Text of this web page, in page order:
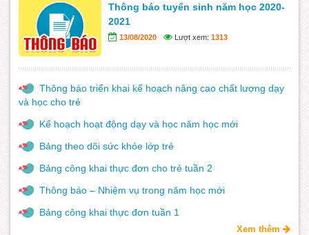
Thông báo tuyển sinh năm học 2020-
2021
13/08/2020 Lượt xem: 1313
Thông báo triển khai kế hoạch nâng cao chất lượng dạy
và học cho trẻ
Kế hoạch hoạt động dạy và học năm học mới
Bảng theo dõi sức khỏe lớp trẻ
Bảng công khai thực đơn cho trẻ tuần 2
Thông báo – Nhiệm vụ trong năm học mới
Bảng công khai thực đơn tuần 1
Xem thêm